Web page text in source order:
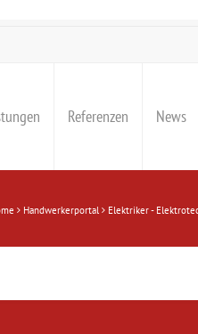
Referenzen News
Handwerkerportal Elektriker -